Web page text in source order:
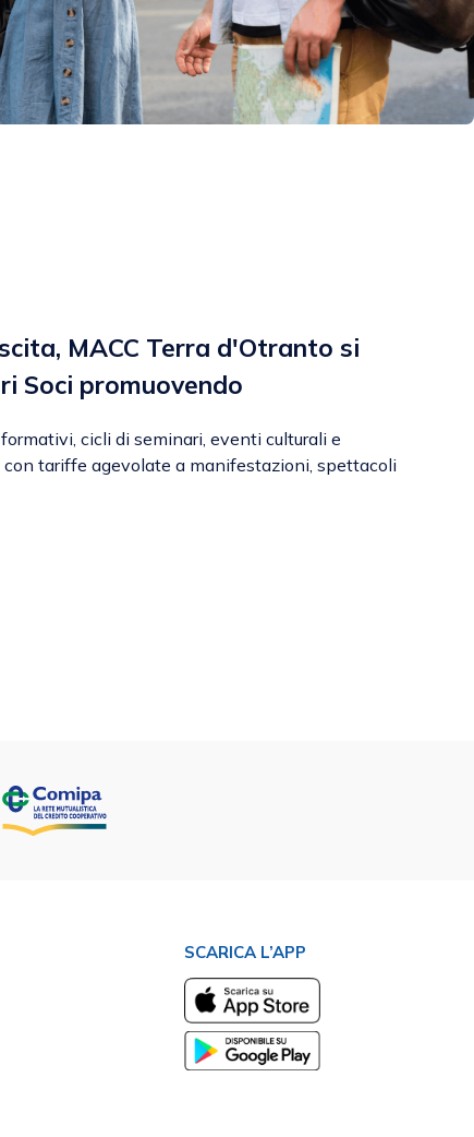
MACC Terra d'Otranto si
Soci promuovendo
cicli di seminari, eventi culturali e
tariffe agevolate a manifestazioni, spettacoli
SCARICA L’APP